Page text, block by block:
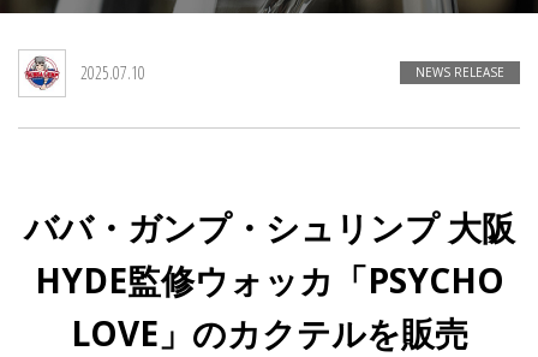
WDI STANDARD
私たちが大切にするもの 舞台は世界
Social Responsibility Sustainability
Restaurant
Wedding
2025.07.10 NEWS RELEASE
ババ・ガンプ・シュリンプ 大阪
HYDE監修ウォッカ「PSYCHO
LOVE」のカクテルを販売